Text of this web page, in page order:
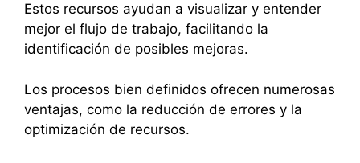
Estos recursos ayudan a visualizar y entender
mejor el flujo de trabajo, facilitando la
identificación de posibles mejoras.
Los procesos bien definidos ofrecen numerosas
ventajas, como la reducción de errores y la
optimización de recursos.